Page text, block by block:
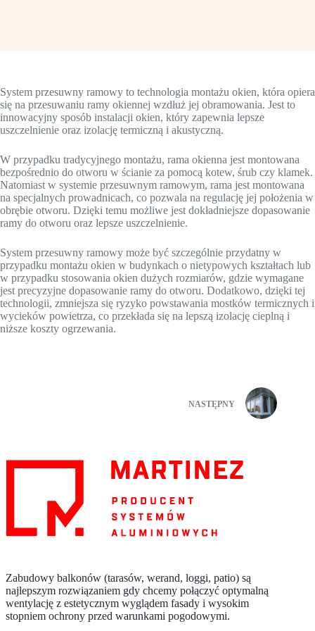
System przesuwny ramowy to technologia montażu okien, która opiera
się na przesuwaniu ramy okiennej wzdłuż jej obramowania. Jest to
innowacyjny sposób instalacji okien, który zapewnia lepsze
uszczelnienie oraz izolację termiczną i akustyczną.
W przypadku tradycyjnego montażu, rama okienna jest montowana
bezpośrednio do otworu w ścianie za pomocą kotew, śrub czy klamek.
Natomiast w systemie przesuwnym ramowym, rama jest montowana
na specjalnych prowadnicach, co pozwala na regulację jej położenia w
obrębie otworu. Dzięki temu możliwe jest dokładniejsze dopasowanie
ramy do otworu oraz lepsze uszczelnienie.
System przesuwny ramowy może być szczególnie przydatny w
przypadku montażu okien w budynkach o nietypowych kształtach lub
w przypadku stosowania okien dużych rozmiarów, gdzie wymagane
jest precyzyjne dopasowanie ramy do otworu. Dodatkowo, dzięki tej
technologii, zmniejsza się ryzyko powstawania mostków termicznych i
wycieków powietrza, co przekłada się na lepszą izolację cieplną i
niższe koszty ogrzewania.
NASTĘPNY
Zabudowy balkonów (tarasów, werand, loggi, patio) są
najlepszym rozwiązaniem gdy chcemy połączyć optymalną
wentylację z estetycznym wyglądem fasady i wysokim
stopniem ochrony przed warunkami pogodowymi.